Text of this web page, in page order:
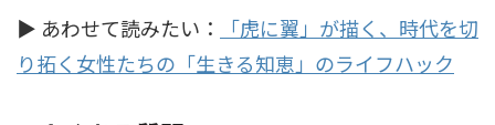
▶ あわせて読みたい：
「虎に翼」が描く、時代を切
り拓く女性たちの「生きる知恵」のライフハック